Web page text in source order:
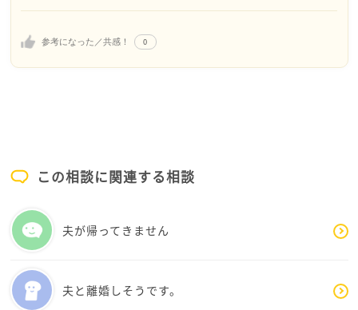
クリームで対応するのが良いと思います。
も、気にしすぎても毛はある日突然なくなるわけでは
くさせれば、今よりは全然ましになるので、変えられ
ない事を嘆くより、今出来る対応をして、自力で医療
脱毛など出来るように頑張ってみて下さい！
参考になった／共感！ 0
この相談に関連する相談
夫が帰ってきません
夫と離婚しそうです。